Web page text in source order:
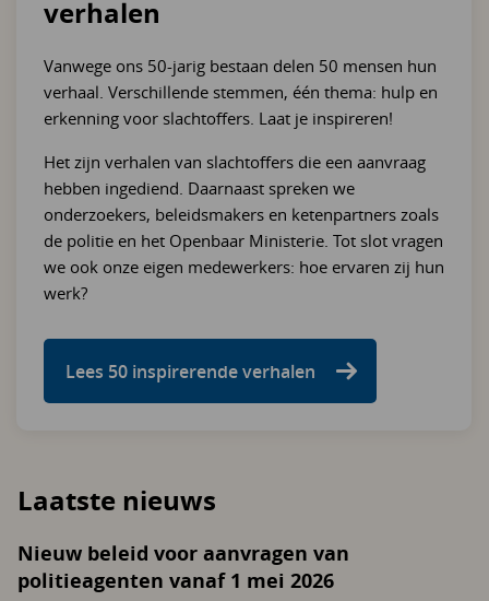
verhalen
Vanwege ons 50-jarig bestaan delen 50 mensen hun
verhaal. Verschillende stemmen, één thema: hulp en
erkenning voor slachtoffers. Laat je inspireren!
Het zijn verhalen van slachtoffers die een aanvraag
hebben ingediend. Daarnaast spreken we
onderzoekers, beleidsmakers en ketenpartners zoals
de politie en het Openbaar Ministerie. Tot slot vragen
we ook onze eigen medewerkers: hoe ervaren zij hun
werk?
Lees 50 inspirerende verhalen
Laatste nieuws
Nieuw beleid voor aanvragen van
politieagenten vanaf 1 mei 2026